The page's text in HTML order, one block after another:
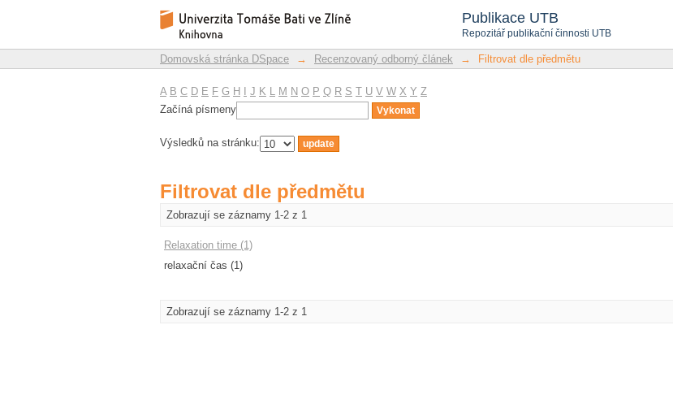
Publikace UTB
Repozitář publikační činnosti UTB
Filtrovat dle předmětu
Repozitář DSpace/Manakin
Domovská stránka DSpace → Recenzovaný odborný článek → Filtrovat dle předmětu
A B C D E F G H J K L M N O P Q R S T U V W X Y Z
Začíná písmeny
Výsledků na stránku:
Filtrovat dle předmětu
Zobrazují se záznamy 1-2 z 1
Relaxation time (1)
relaxační čas (1)
Zobrazují se záznamy 1-2 z 1